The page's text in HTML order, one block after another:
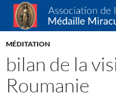
Association de la
Recherche
ALLER
AU
MÉDITATION
bilan de la
Roumanie